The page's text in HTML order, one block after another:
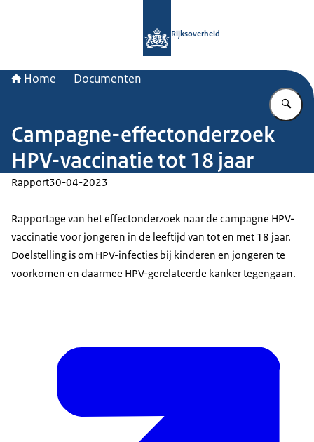
Rijksoverheid
Home Documenten
Campagne-effectonderzoek
HPV-vaccinatie tot 18 jaar
Rapport30-04-2023
Rapportage van het effectonderzoek naar de campagne HPV-
vaccinatie voor jongeren in de leeftijd van tot en met 18 jaar.
Doelstelling is om HPV-infecties bij kinderen en jongeren te
voorkomen en daarmee HPV-gerelateerde kanker tegengaan.